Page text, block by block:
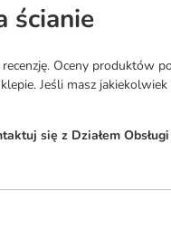
ścianie
Oceny produktów
Jeśli masz
się z Działem